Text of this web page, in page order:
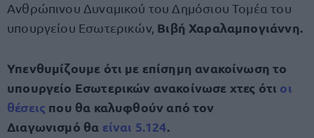
Ανθρώπινου Δυναμικού του Δημόσιου Τομέα του
υπουργείου Εσωτερικών, Βιβή Χαραλαμπογιάννη.
Υπενθυμίζουμε ότι με επίσημη ανακοίνωση το
υπουργείο Εσωτερικών ανακοίνωσε χτες ότι οι
θέσεις που θα καλυφθούν από τον
Διαγωνισμό θα είναι 5.124.